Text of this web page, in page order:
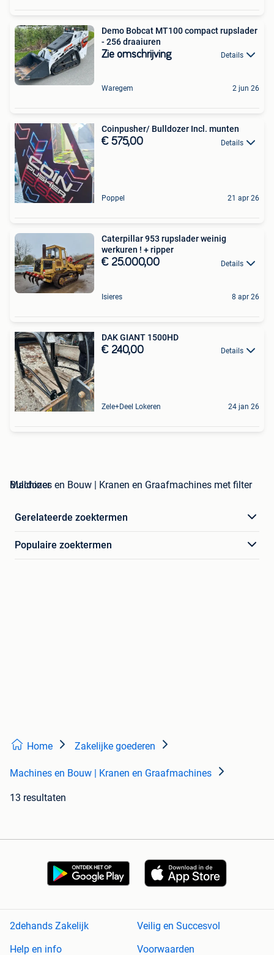
Demo Bobcat MT100 compact rupslader
- 256 draaiuren
Zie omschrijving Details
Waregem 2 jun 26
Coinpusher/ Bulldozer Incl. munten
€ 575,00 Details
Poppel 21 apr 26
Caterpillar 953 rupslader weinig
werkuren ! + ripper
€ 25.000,00 Details
Isieres 8 apr 26
DAK GIANT 1500HD
€ 240,00 Details
Zele+Deel Lokeren 24 jan 26
Machines en Bouw | Kranen en Graafmachines met filter Bulldozer
Gerelateerde zoektermen
Populaire zoektermen
Home Zakelijke goederen
Machines en Bouw | Kranen en Graafmachines
13 resultaten
2dehands Zakelijk
Veilig en Succesvol
Help en info
Voorwaarden